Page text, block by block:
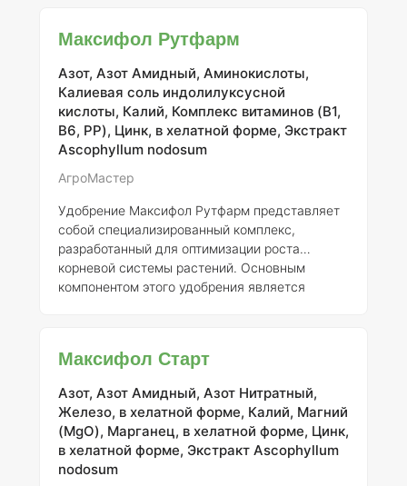
роль в жизнедеятельности растений,
завязывания плодов, когда потребность в них
значительно возрастает. Максифол Завязь
специально разработан для повышения
эффективности цветения и улучшения
формирования завя
Максифол Рутфарм
Азот, Азот Амидный, Аминокислоты,
Калиевая соль индолилуксусной
кислоты, Калий, Комплекс витаминов (B1,
B6, PP), Цинк, в хелатной форме, Экстракт
Ascophyllum nodosum
АгроМастер
Удобрение Максифол Рутфарм представляет
собой специализированный комплекс,
разработанный для оптимизации роста
корневой системы растений. Основным
компонентом этого удобрения является
аминокислоты, макро- и микроэлементы. Эти
боковых, так и дополнительных корней,
обеспечивая тем самым гармоничное
развитие всей корневой системы. При
использовании Максифол Рутфарм растения
становятся более устойчивыми к ст
Максифол Старт
Азот, Азот Амидный, Азот Нитратный,
Железо, в хелатной форме, Калий, Магний
(MgO), Марганец, в хелатной форме, Цинк,
в хелатной форме, Экстракт Ascophyllum
nodosum